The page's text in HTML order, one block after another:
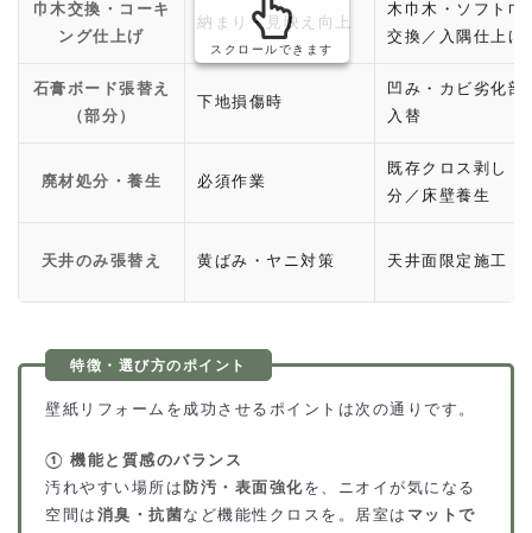
巾木交換・コーキ
ング仕上げ
納まり・見映え向上
木巾木・ソフト巾
交換／入隅仕上げ
石膏ボード張替え
（部分）
下地損傷時
凹み・カビ劣化部
入替
廃材処分・養生 必須作業
既存クロス剥し・
分／床壁養生
天井のみ張替え 黄ばみ・ヤニ対策 天井面限定施工
スクロールできます
壁紙リフォームを成功させるポイントは次の通りです。
① 機能と質感のバランス
汚れやすい場所は 防汚・表面強化を、ニオイが気になる
空間は 消臭・抗菌など機能性クロスを。居室は マットで